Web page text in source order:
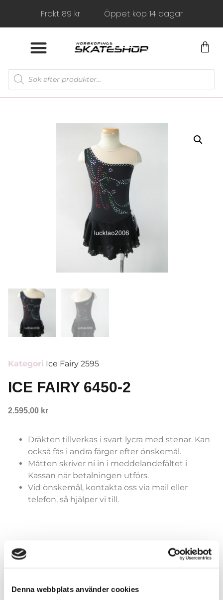
Denna webbplats använder cookies
Frakt 89 kr Öppet köp 14 dagar
Kategori Ice Fairy 2595
ICE FAIRY 6450-2
2.595,00 kr
Dräkten tillverkas i svart lycra med stenar. Kan
också fås i andra färger efter önskemål.
Måtten skriver ni in i meddelandefältet i
Kassan när betalningen utförs.
Vid önskemål, kontakta oss via mail eller
telefon, så hjälper vi till.